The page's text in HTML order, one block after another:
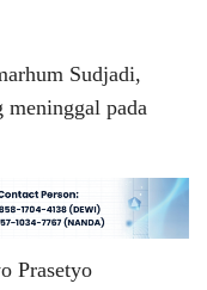
Sudjadi,
pada
Prasetyo